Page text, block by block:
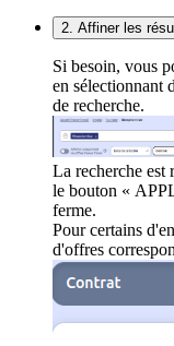
2. Affiner les
Si besoin, vous
en sélectionnant
de recherche.
La recherche est
le bouton «
ferme.
Pour certains
d'offres